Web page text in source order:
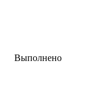
Выполнено